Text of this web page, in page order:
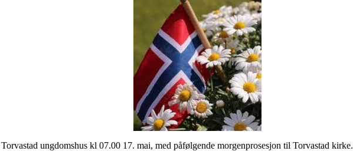
ungdomshus kl 07.00 17. mai, med påfølgende morgenprosesjon til Torvastad kirke.